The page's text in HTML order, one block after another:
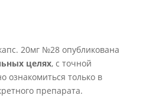
20мг №28 опубликована
целях, с точной
ознакомиться только в
препарата.